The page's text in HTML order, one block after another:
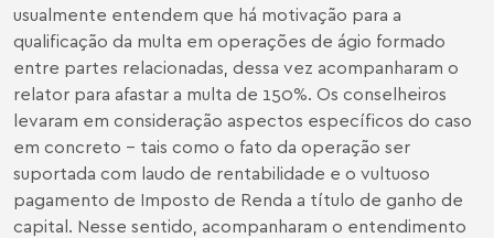
usualmente entendem que há motivação para a
qualificação da multa em operações de ágio formado
entre partes relacionadas, dessa vez acompanharam o
relator para afastar a multa de 150%. Os conselheiros
levaram em consideração aspectos específicos do caso
em concreto – tais como o fato da operação ser
suportada com laudo de rentabilidade e o vultuoso
pagamento de Imposto de Renda a título de ganho de
capital. Nesse sentido, acompanharam o entendimento